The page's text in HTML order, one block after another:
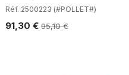
Réf. 2500223 (#POLLET#)
91,30 € 95,10€